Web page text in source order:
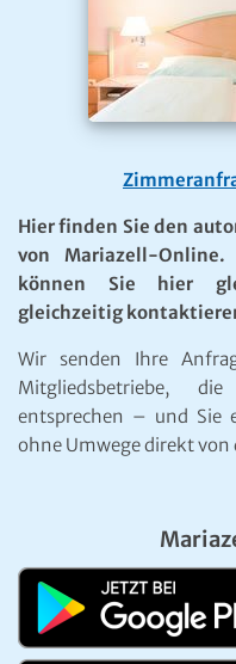
Hier finden Sie den
von Mariazell-
können Sie hier
gleichzeitig
Wir senden Ihre
Mitgliedsbetriebe,
entsprechen – und Sie
ohne Umwege direkt von